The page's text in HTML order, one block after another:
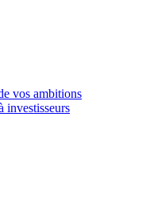
vos ambitions
investisseurs